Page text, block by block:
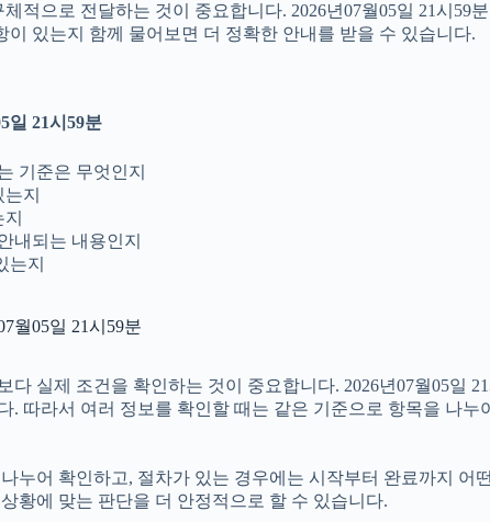
적으로 전달하는 것이 중요합니다. 2026년07월05일 21시
있는지 함께 물어보면 더 정확한 안내를 받을 수 있습니다.
일 21시59분
기준은 무엇인지
지
내되는 내용인지
는지
월05일 21시59분
실제 조건을 확인하는 것이 중요합니다. 2026년07월05일
. 따라서 여러 정보를 확인할 때는 같은 기준으로 항목을 나누
누어 확인하고, 절차가 있는 경우에는 시작부터 완료까지 어
황에 맞는 판단을 더 안정적으로 할 수 있습니다.